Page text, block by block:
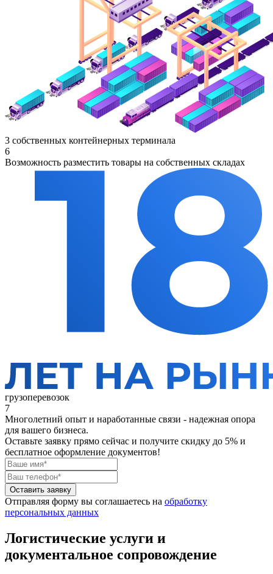
3 собственных контейнерных терминала
6
Возможность разместить товары на собственных складах
грузоперевозок
7
Многолетний опыт и наработанные связи - надежная опора
для вашего бизнеса.
Оставьте заявку прямо сейчас и получите скидку до 5% и
бесплатное оформление документов!
Оставить заявку
Отправляя форму вы соглашаетесь на обработку
персональных данных
Логистические услуги и
документальное сопровождение